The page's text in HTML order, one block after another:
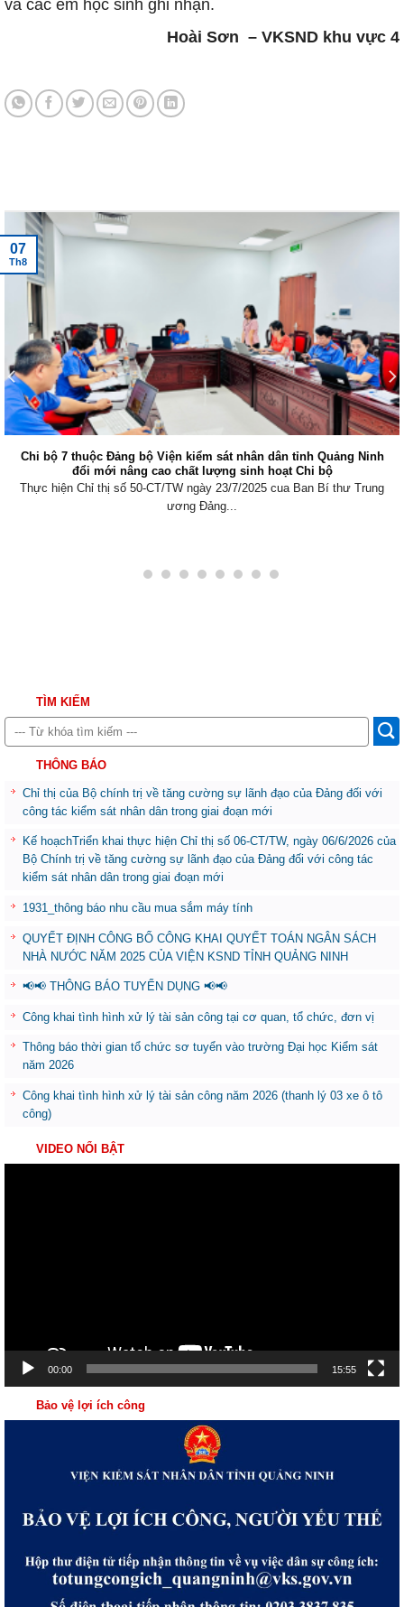
và các em học sinh ghi nhận.
Hoài Sơn – VKSND khu vực 4
Viện kiểm sát nhân dân khu vực 6, Quảng Ninh tăng cường phối
hợp xử lý nợ thuế
Thực hiện Nghị quyết số 205/2025/QH15 của Quốc hội về thí điểm
Viện kiểm sát...
07
Th8
TÌM KIẾM
THÔNG BÁO
Chỉ thị của Bộ chính trị về tăng cường sự lãnh đạo của Đảng đối với
công tác kiểm sát nhân dân trong giai đoạn mới
Kế hoạchTriển khai thực hiện Chỉ thị số 06-CT/TW, ngày 06/6/2026 của
Bộ Chính trị về tăng cường sự lãnh đạo của Đảng đối với công tác
kiểm sát nhân dân trong giai đoạn mới
1931_thông báo nhu cầu mua sắm máy tính
QUYẾT ĐỊNH CÔNG BỐ CÔNG KHAI QUYẾT TOÁN NGÂN SÁCH
NHÀ NƯỚC NĂM 2025 CỦA VIỆN KSND TỈNH QUẢNG NINH
📢📢 THÔNG BÁO TUYỂN DỤNG 📢📢
Công khai tình hình xử lý tài sản công tại cơ quan, tổ chức, đơn vị
Thông báo thời gian tổ chức sơ tuyển vào trường Đại học Kiểm sát
năm 2026
Công khai tình hình xử lý tài sản công năm 2026 (thanh lý 03 xe ô tô
công)
VIDEO NỔI BẬT
00:00 15:55
Bảo vệ lợi ích công